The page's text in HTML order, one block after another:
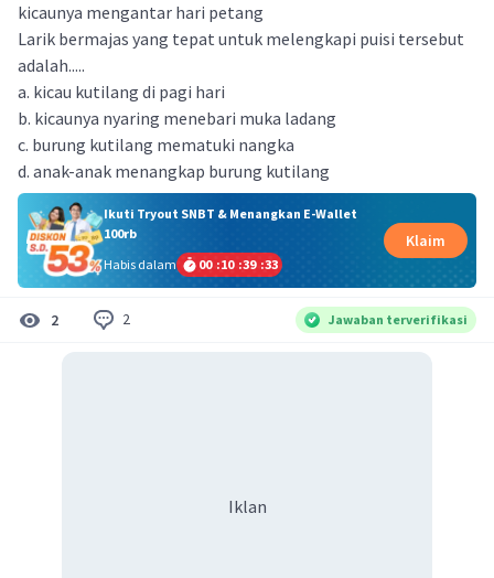
kicaunya mengantar hari petang
Larik bermajas yang tepat untuk melengkapi puisi tersebut
adalah.....
a. kicau kutilang di pagi hari
b. kicaunya nyaring menebari muka ladang
c. burung kutilang mematuki nangka
d. anak-anak menangkap burung kutilang
Ikuti Tryout SNBT & Menangkan E-Wallet
100rb
Habis dalam
00 :10 :39 :33
Klaim
2 2 Jawaban terverifikasi
Iklan